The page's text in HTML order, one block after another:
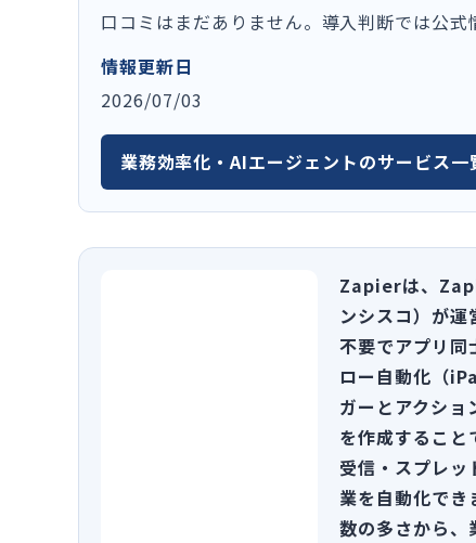
口コミはまだありません。導入判断では公
情報更新日
2026/07/03
業務効率化・AIエージェントのサービス一
Zapierは、
ンシスコ）が
不要でアプリ同
ロー自動化（
ガーとアクショ
を作成すること
受信・スプレッ
業を自動化でき
数の多さから、